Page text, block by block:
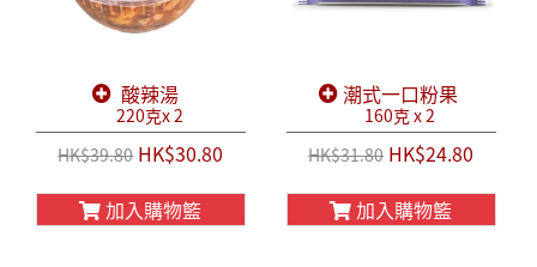
酸辣湯
220克x 2
HK$39.80HK$30.80
加入購物籃
潮式一口粉果
160克 x 2
HK$31.80HK$24.80
加入購物籃